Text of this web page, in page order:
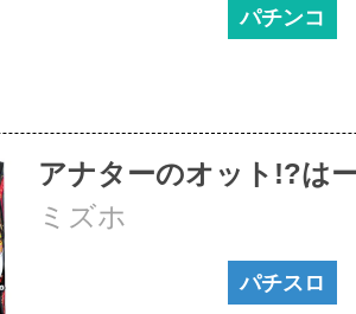
パチンコ
アナターのオット!?は
ミズホ
パチスロ